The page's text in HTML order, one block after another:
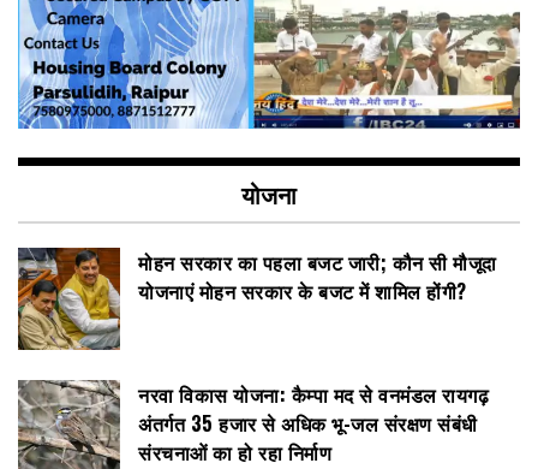
योजना
मोहन सरकार का पहला बजट जारी; कौन सी मौजूदा
योजनाएं मोहन सरकार के बजट में शामिल होंगी?
नरवा विकास योजना: कैम्पा मद से वनमंडल रायगढ़
अंतर्गत 35 हजार से अधिक भू-जल संरक्षण संबंधी
संरचनाओं का हो रहा निर्माण